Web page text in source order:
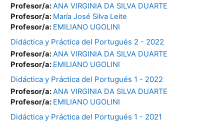
Profesor/a:ANA VIRGINIA DA SILVA DUARTE
Profesor/a: María José Silva Leite
Profesor/a: EMILIANO UGOLINI
Didáctica y Práctica del Portugués 2 - 2022
Profesor/a:ANA VIRGINIA DA SILVA DUARTE
Profesor/a: EMILIANO UGOLINI
Didáctica y Práctica del Portugués 1 - 2022
Profesor/a:ANA VIRGINIA DA SILVA DUARTE
Profesor/a: EMILIANO UGOLINI
Didáctica y Práctica del Portugués 1 - 2021